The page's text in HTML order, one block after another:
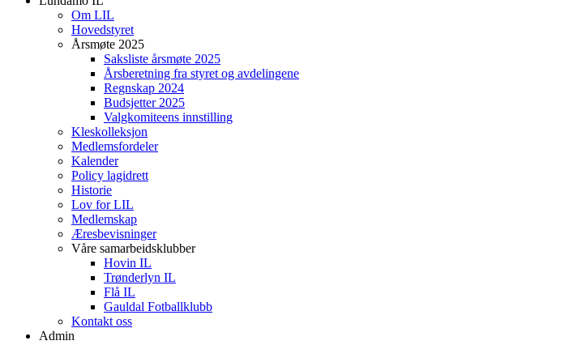
Om LIL
Hovedstyret
Årsmøte 2025
Saksliste årsmøte 2025
Årsberetning fra styret og avdelingene
Regnskap 2024
Budsjetter 2025
Valgkomiteens innstilling
Kleskolleksjon
Medlemsfordeler
Kalender
Policy lagidrett
Historie
Lov for LIL
Medlemskap
Æresbevisninger
Våre samarbeidsklubber
Hovin IL
Trønderlyn IL
Flå IL
Gauldal Fotballklubb
Kontakt oss
Admin